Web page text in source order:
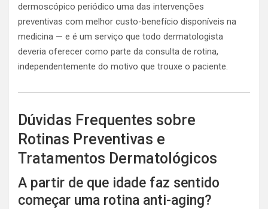
dermoscópico periódico uma das intervenções
preventivas com melhor custo-benefício disponíveis na
medicina — e é um serviço que todo dermatologista
deveria oferecer como parte da consulta de rotina,
independentemente do motivo que trouxe o paciente.
Dúvidas Frequentes sobre
Rotinas Preventivas e
Tratamentos Dermatológicos
A partir de que idade faz sentido
começar uma rotina anti-aging?